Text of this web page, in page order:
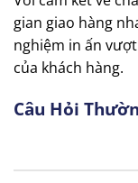
gian giao hàng
nghiệm in ấn
của khách hàng.
Câu Hỏi